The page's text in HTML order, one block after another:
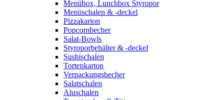
Menübox, Lunchbox Styropor
Menüschalen & -deckel
Pizzakarton
Popcornbecher
Salat-Bowls
Styroporbehälter & -deckel
Sushischalen
Tortenkarton
Verpackungsbecher
Salatschalen
Aluschalen